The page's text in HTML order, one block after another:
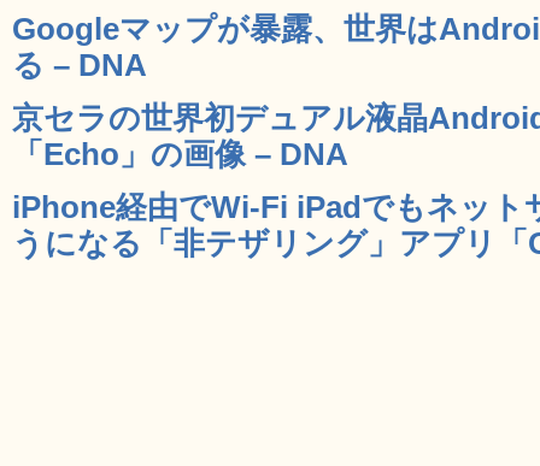
Googleマップが暴露、世界は
る – DNA
京セラの世界初デュアル液晶
「Echo」の画像 – DNA
iPhone経由でWi-Fi iPadでもネット
うになる「非テザリング」アプリ